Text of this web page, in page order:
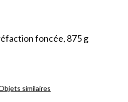
foncée, 875 g
similaires